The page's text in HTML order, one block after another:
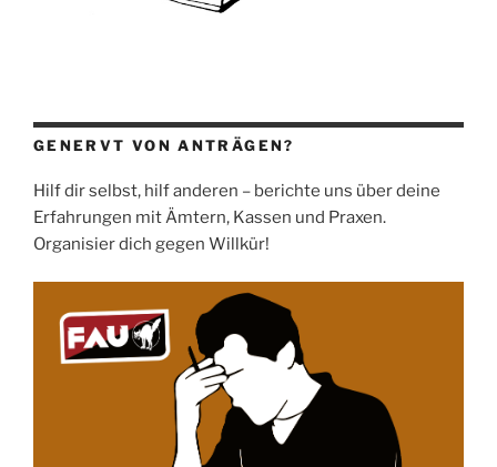
GENERVT VON ANTRÄGEN?
Hilf dir selbst, hilf anderen – berichte uns über deine
Erfahrungen mit Ämtern, Kassen und Praxen.
Organisier dich gegen Willkür!